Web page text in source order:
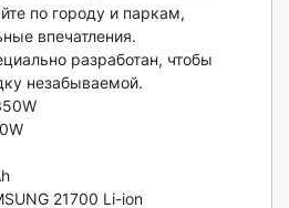
по городу и паркам,
впечатления.
разработан, чтобы
незабываемой.
21700 Li-ion